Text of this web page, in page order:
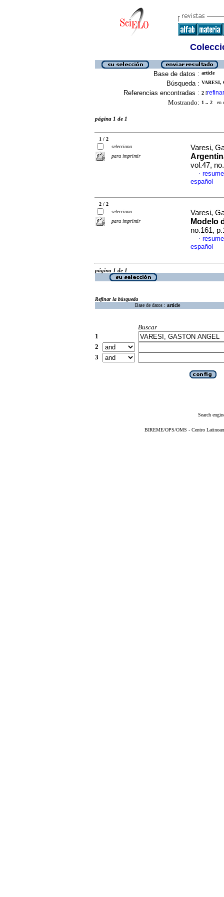
Base de datos : article
Búsqueda : VARESI,
Referencias encontradas : 2 [refinar
Mostrando: 1 .. 2 en
página 1 de 1
1 / 2
selecciona
para imprimir
Varesi,
vol.47,
·
español
2 / 2
selecciona
para imprimir
Varesi,
Modelo
no.161,
·
español
página 1 de 1
Refinar la búsqueda
Base de datos : article
Buscar
1
2
3
Search
BIREME/OPS/OMS - Centro